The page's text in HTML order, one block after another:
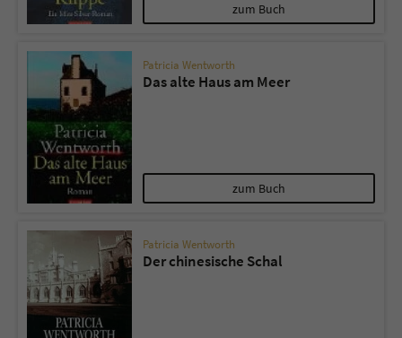
zum Buch
Patricia Wentworth
Das alte Haus am Meer
zum Buch
Patricia Wentworth
Der chinesische Schal